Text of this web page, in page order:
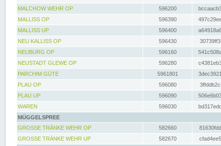
MALCHOW WEHR OP
596200
MALLISS OP
596390
MALLISS UP
596400
NEU KALLISS OP
596430
NEUBURG OP
596160
NEUSTADT GLEWE OP
596280
PARCHIM GÜTE
5961801
PLAU OP
596080
PLAU UP
596090
WAREN
596030
MÜGGELSPREE
GROSSE TRÄNKE WEHR OP
582660
GROSSE TRÄNKE WEHR UP
582670